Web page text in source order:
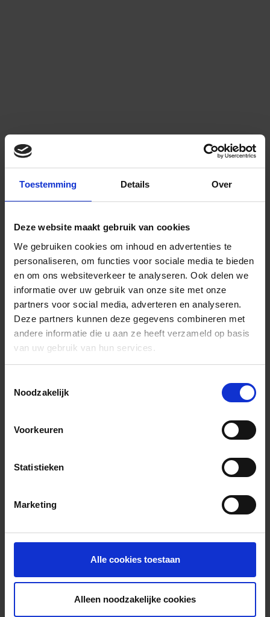
Toestemming Details Over
Deze website maakt gebruik van cookies
We gebruiken cookies om inhoud en advertenties te
personaliseren, om functies voor sociale media te bieden
en om ons websiteverkeer te analyseren. Ook delen we
informatie over uw gebruik van onze site met onze
partners voor social media, adverteren en analyseren.
Deze partners kunnen deze gegevens combineren met
andere informatie die u aan ze heeft verzameld op basis
van uw gebruik van hun services.
Noodzakelijk
Voorkeuren
Statistieken
Marketing
Alle cookies toestaan
Alleen noodzakelijke cookies